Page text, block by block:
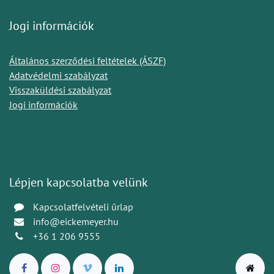
Jogi információk
Általános szerződési feltételek (ÁSZF)
Adatvédelmi szabályzat
Visszaküldési szabályzat
Jogi információk
Lépjen kapcsolatba velünk
Kapcsolatfelvételi űrlap
info@eickemeyer.hu
+36 1 206 9555